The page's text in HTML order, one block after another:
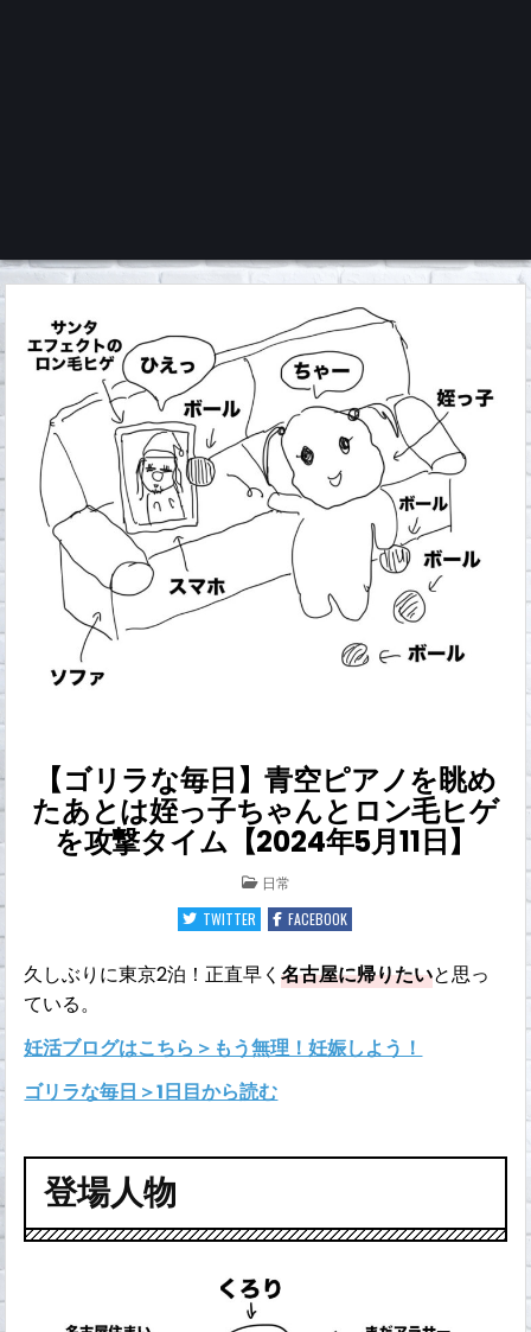
くろチャンネル
【ゴリラな毎日】青空ピアノを眺め
たあとは姪っ子ちゃんとロン毛ヒゲ
を攻撃タイム【2024年5月11日】
POSTED
IN
日常
TWITTER
FACEBOOK
久しぶりに東京2泊！正直早く名古屋に帰りたいと思っ
ている。
妊活ブログはこちら＞もう無理！妊娠しよう！
ゴリラな毎日＞1日目から読む
登場人物